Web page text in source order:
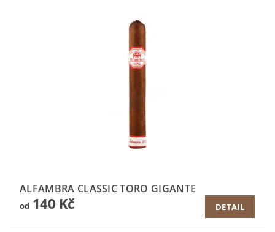
ALFAMBRA CLASSIC TORO GIGANTE
od140 Kč DETAIL